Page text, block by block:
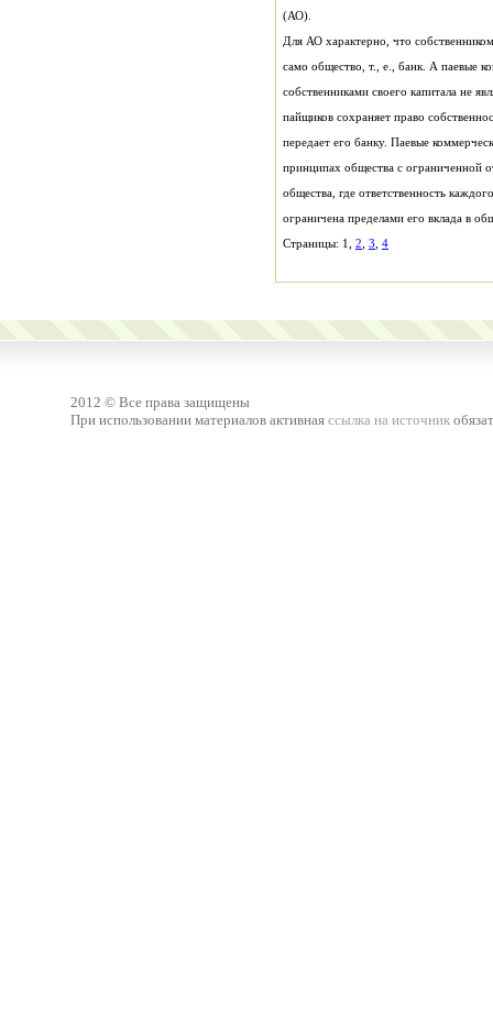
(АО).
пайщиков сохраняет право
ограничена пределами его вклада в
Страницы: 1, 2 3 4
2012 © Все права защищены
При использовании материалов активная ссылка на источник